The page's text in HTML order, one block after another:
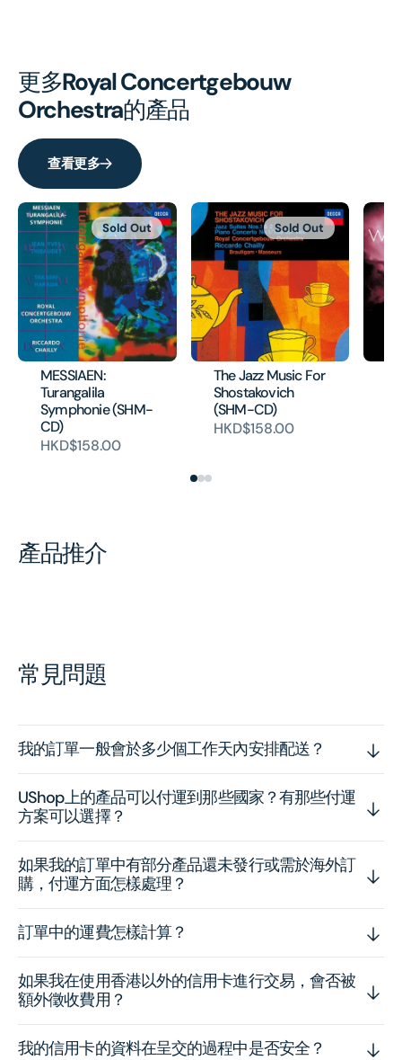
更多Royal Concertgebouw
Orchestra的產品
查看更多
MESSIAEN:
Turangalila
Symphonie (SHM-
CD)
HKD$158.00
Sold Out
The Jazz Music For
Shostakovich
(SHM-CD)
HKD$158.00
Sold Out
產品推介
常見問題
我的訂單一般會於多少個工作天內安排配送？
UShop上的產品可以付運到那些國家？有那些付運
方案可以選擇？
如果我的訂單中有部分產品還未發行或需於海外訂
購，付運方面怎樣處理？
訂單中的運費怎樣計算？
如果我在使用香港以外的信用卡進行交易，會否被
額外徵收費用？
我的信用卡的資料在呈交的過程中是否安全？